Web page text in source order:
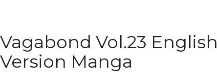
Vagabond Vol.23 English
Version Manga